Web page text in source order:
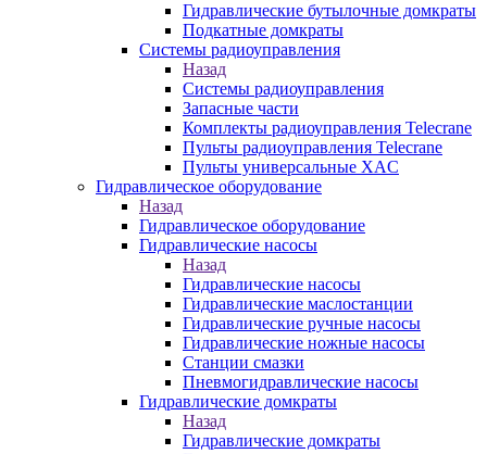
Гидравлические бутылочные домкраты
Подкатные домкраты
Системы радиоуправления
Назад
Системы радиоуправления
Запасные части
Комплекты радиоуправления Telecrane
Пульты радиоуправления Telecrane
Пульты универсальные XAC
Гидравлическое оборудование
Назад
Гидравлическое оборудование
Гидравлические насосы
Назад
Гидравлические насосы
Гидравлические маслостанции
Гидравлические ручные насосы
Гидравлические ножные насосы
Станции смазки
Пневмогидравлические насосы
Гидравлические домкраты
Назад
Гидравлические домкраты